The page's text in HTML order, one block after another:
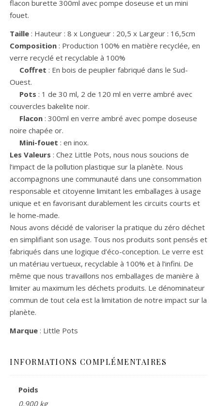
flacon burette 300ml avec pompe doseuse et un mini
fouet.
Taille : Hauteur : 8 x Longueur : 20,5 x Largeur : 16,5cm
Composition : Production 100% en matière recyclée, en
verre recyclé et recyclable à 100%
Coffret : En bois de peuplier fabriqué dans le Sud-
Ouest.
Pots : 1 de 30 ml, 2 de 120 ml en verre ambré avec
couvercles bakelite noir.
Flacon : 300ml en verre ambré avec pompe doseuse
noire chapée or.
Mini-fouet : en inox.
Les Valeurs : Chez Little Pots, nous nous soucions de
l’impact de la pollution plastique sur la planète. Nous
accompagnons une communauté dans une consommation
responsable et citoyenne limitant les emballages à usage
unique et en favorisant durablement les circuits courts et
le home-made.
Nous avons décidé de valoriser la pratique du zéro déchet
en simplifiant son usage. Tous nos produits sont pensés et
fabriqués dans une logique d’éco-conception. Le verre est
un matériau vertueux, recyclable à 100% et à l’infini. De
même que nous travaillons nos emballages de manière à
limiter au maximum les déchets produits. Le dénominateur
commun de tout cela est la limitation de notre impact sur la
planète.
Marque : Little Pots
INFORMATIONS COMPLÉMENTAIRES
Poids
0,900 kg